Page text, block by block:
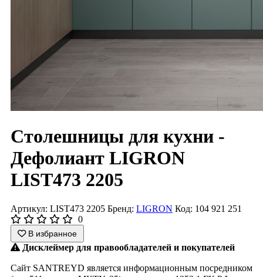
Столешницы для кухни -
Дефолиант LIGRON
LIST473 2205
Артикул: LIST473 2205 Бренд: LIGRON Код: 104 921 251
0
В избранное
Дисклеймер для правообладателей и покупателей
Сайт SANTREYD является информационным посредником